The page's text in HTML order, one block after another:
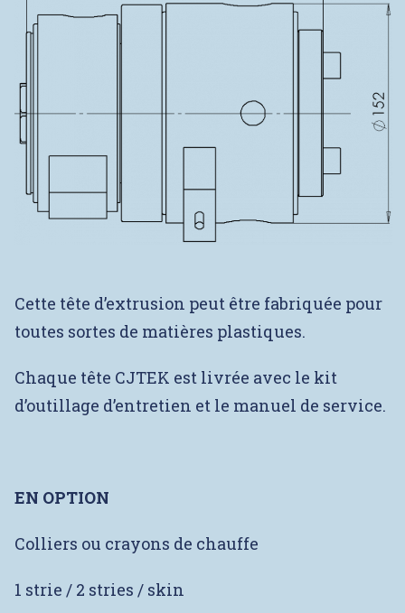
Cette tête d’extrusion peut être fabriquée pour
toutes sortes de matières plastiques.
Chaque tête CJTEK est livrée avec le kit
d’outillage d’entretien et le manuel de service.
EN OPTION
Colliers ou crayons de chauffe
1 strie / 2 stries / skin